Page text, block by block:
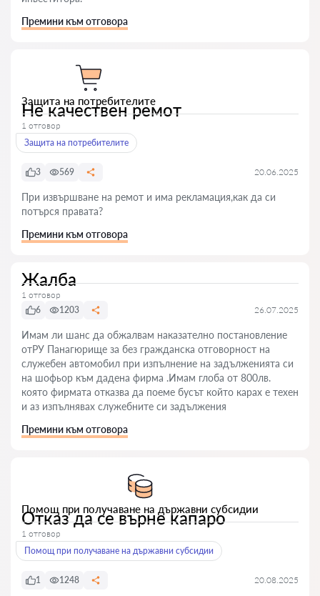
Премини към отговора
Защита на потребителите
Не качествен ремот
1 отговор
Защита на потребителите
3 569 20.06.2025
При извършване на ремот и има рекламация,как да си
потърся правата?
Премини към отговора
Жалба
1 отговор
6
1203 26.07.2025
Имам ли шанс да обжалвам наказателно постановление
отРУ Панагюрище за без гражданска отговорност на
служебен автомобил при изпълнение на задълженията си
на шофьор към дадена фирма .Имам глоба от 800лв.
която фирмата отказва да поеме бусът който карах е техен
и аз изпълнявах служебните си задължения
Премини към отговора
Помощ при получаване на държавни субсидии
Отказ да се върне капаро
1 отговор
Помощ при получаване на държавни субсидии
1 1248 20.08.2025